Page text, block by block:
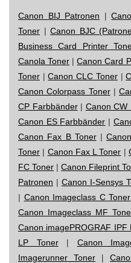
Canon BIJ Patronen |
Toner |Canon BJC
Business Card Printer
Canola Toner |Canon Card
Toner |Canon CLC Toner|
Canon Colorpass Toner|
CP Farbbänder| Canon CW
Canon ES Farbbänder |
Canon Fax B Toner|
Toner | Canon Fax L Toner |
FC Toner | Canon Fileprint
Patronen | Canon I-Sensys
| Canon Imageclass C Toner
Canon Imageclass MF
Canon imagePROGRAF IPF
LP Toner| Canon
Imagerunner Toner |